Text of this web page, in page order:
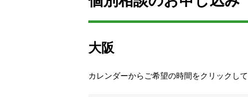
大阪
カレンダーからご希望の時間をクリックし